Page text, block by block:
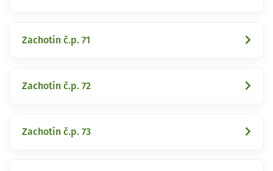
Zachotín č.p. 71
Zachotín č.p. 72
Zachotín č.p. 73